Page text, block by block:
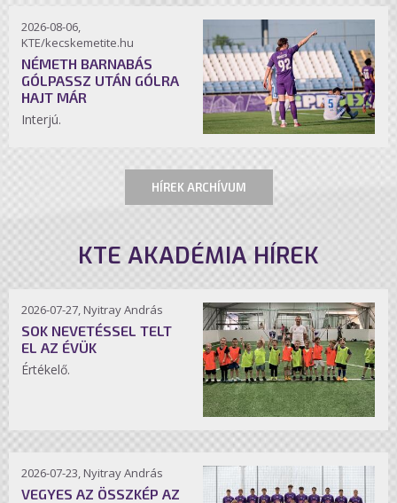
2026-08-06,
KTE/kecskemetite.hu
NÉMETH BARNABÁS
GÓLPASSZ UTÁN GÓLRA
HAJT MÁR
Interjú.
HÍREK ARCHÍVUM
KTE AKADÉMIA HÍREK
2026-07-27, Nyitray András
SOK NEVETÉSSEL TELT
EL AZ ÉVÜK
Értékelő.
2026-07-23, Nyitray András
VEGYES AZ ÖSSZKÉP AZ